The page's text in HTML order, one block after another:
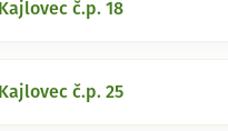
Kajlovec č.p. 18
Kajlovec č.p. 25